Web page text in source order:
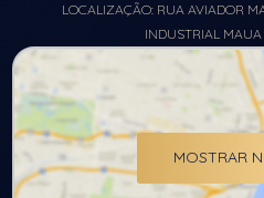
LOCALIZAÇÃO: RUA AVIADOR
INDUSTRIAL
MOSTRAR